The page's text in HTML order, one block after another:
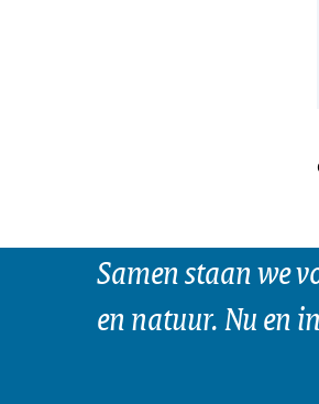
Samen staan we
en natuur. Nu en